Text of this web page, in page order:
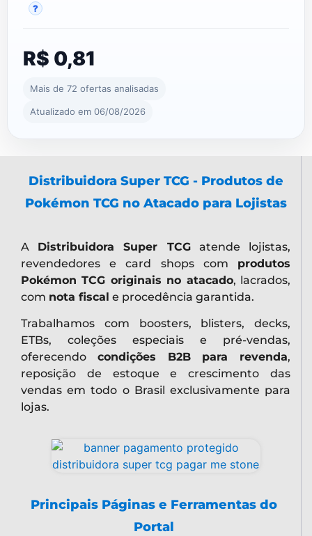
?
R$ 0,81
Mais de 72 ofertas analisadas
Atualizado em 06/08/2026
Distribuidora Super TCG - Produtos de
Pokémon TCG no Atacado para Lojistas
A Distribuidora Super TCGatende lojistas,
revendedores e card shops com produtos
Pokémon TCG originais no atacado, lacrados,
com nota fiscal e procedência garantida.
Trabalhamos com boosters, blisters, decks,
ETBs, coleções especiais e pré-vendas,
oferecendo condições B2B para revenda,
reposição de estoque e crescimento das
vendas em todo o Brasil exclusivamente para
lojas.
Principais Páginas e Ferramentas do
Portal